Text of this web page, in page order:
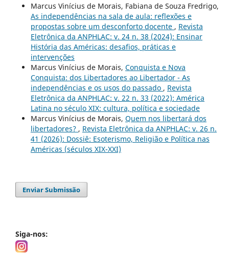
Marcus Vinícius de Morais, Fabiana de Souza Fredrigo,
As independências na sala de aula: reflexões e
propostas sobre um desconforto docente , Revista
Eletrônica da ANPHLAC: v. 24 n. 38 (2024): Ensinar
História das Américas: desafios, práticas e
intervenções
Marcus Vinícius de Morais, Conquista e Nova
Conquista: dos Libertadores ao Libertador - As
independências e os usos do passado , Revista
Eletrônica da ANPHLAC: v. 22 n. 33 (2022): América
Latina no século XIX: cultura, política e sociedade
Marcus Vinícius de Morais, Quem nos libertará dos
libertadores? , Revista Eletrônica da ANPHLAC: v. 26 n.
41 (2026): Dossiê: Esoterismo, Religião e Política nas
Américas (séculos XIX-XXI)
Enviar Submissão
Siga-nos: